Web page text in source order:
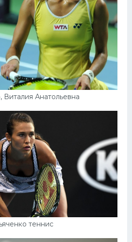
Виталия Анатольевна
теннис